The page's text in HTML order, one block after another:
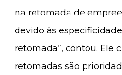
na retomada de
devido às
retomada”, contou. Ele
retomadas são